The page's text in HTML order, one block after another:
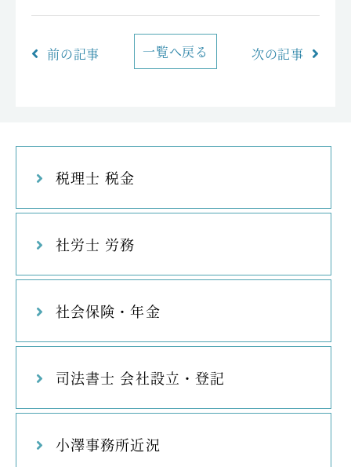
税理士 税金
社労士 労務
社会保険・年金
司法書士 会社設立・登記
小澤事務所近況
前の記事 一覧へ戻る 次の記事